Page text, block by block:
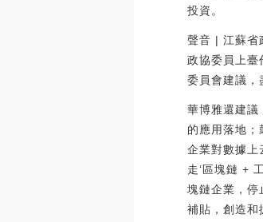
投資。
聲音 | 江蘇省
政協委員上臺
委員會建議，
華博雅還建議
的應用落地
企業對數據上
走‘區塊鏈 +
塊鏈企業，停
補貼，創造和